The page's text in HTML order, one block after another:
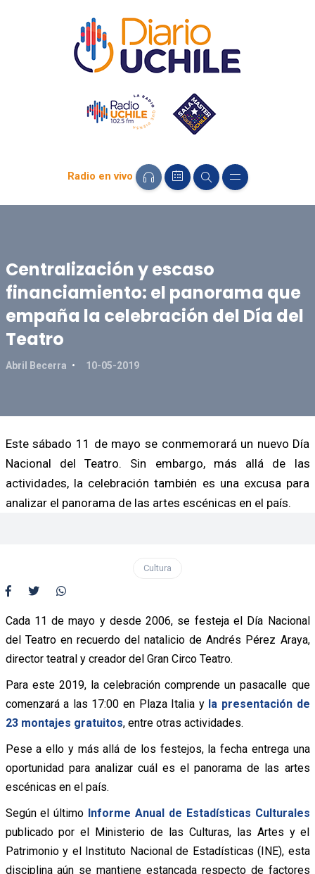
Radio en vivo
Centralización y escaso
financiamiento: el panorama que
empaña la celebración del Día del
Teatro
Abril Becerra 10-05-2019
Este sábado 11 de mayo se conmemorará un nuevo Día
Nacional del Teatro. Sin embargo, más allá de las
actividades, la celebración también es una excusa para
analizar el panorama de las artes escénicas en el país.
Cultura
Cada 11 de mayo y desde 2006, se festeja el Día Nacional
del Teatro en recuerdo del natalicio de Andrés Pérez Araya,
director teatral y creador del Gran Circo Teatro.
Para este 2019, la celebración comprende un pasacalle que
comenzará a las 17:00 en Plaza Italia y la presentación de
23 montajes gratuitos, entre otras actividades.
Pese a ello y más allá de los festejos, la fecha entrega una
oportunidad para analizar cuál es el panorama de las artes
escénicas en el país.
Según el último Informe Anual de Estadísticas Culturales
publicado por el Ministerio de las Culturas, las Artes y el
Patrimonio y el Instituto Nacional de Estadísticas (INE), esta
disciplina aún se mantiene estancada respecto de factores